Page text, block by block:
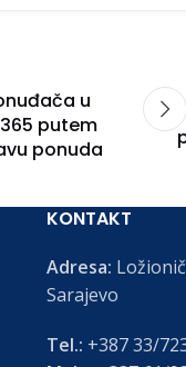
u
putem
ponuda
KONTAKT
Adresa:
Sarajevo
Tel.: +387 33/